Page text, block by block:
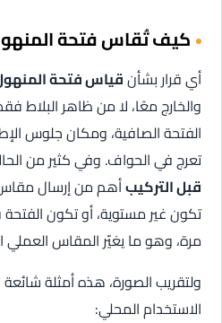
كيف تُقاس فتحة
أي قرار بشأنقياس فتحة
والخارج معًا، لا من ظاهر البلاط
الفتحة الصافية، ومكان جلوس
تعرج في الحواف. وفي كثير من
قبل التركيبأهم من إرسال
تكون غير مستوية، أو تكون
مرة، وهو ما يغيّر المقاس العملي
ولتقريب الصورة، هذه أمثلة
الاستخدام المحلي: